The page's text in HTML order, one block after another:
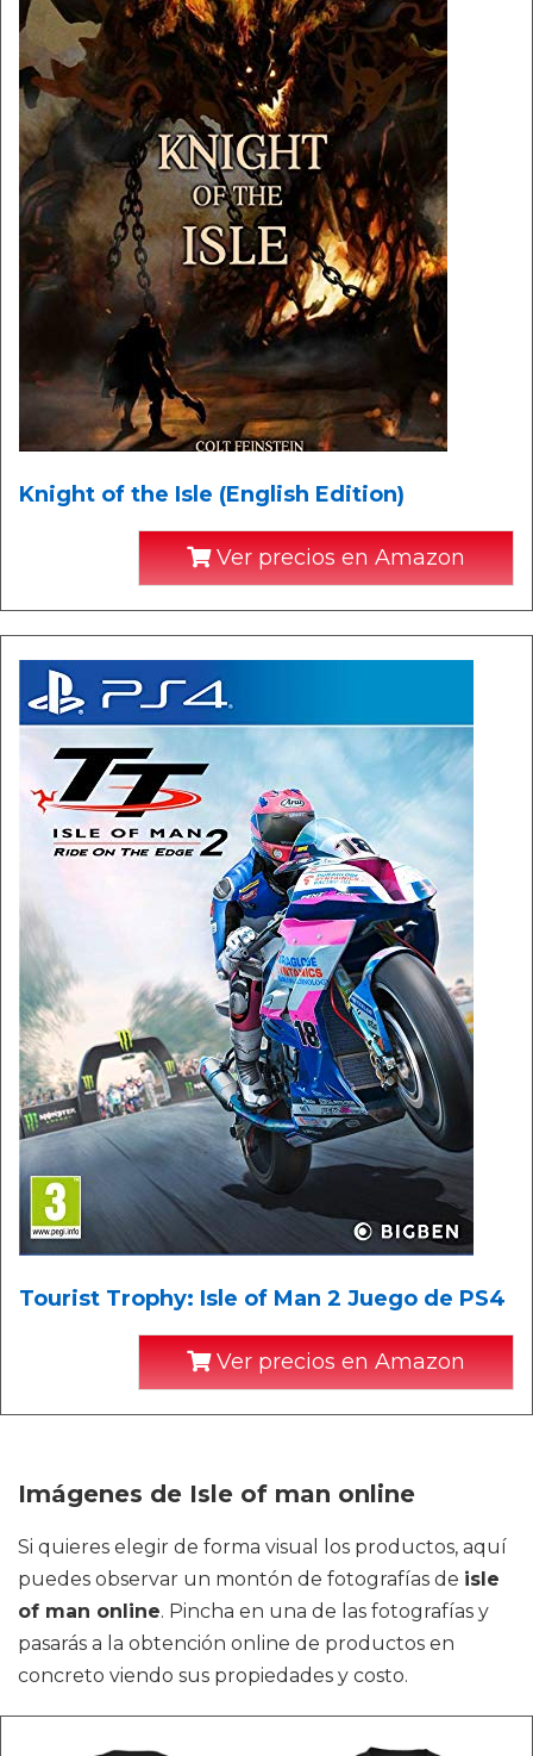
Knight of the Isle (English Edition)
Ver precios en Amazon
Tourist Trophy: Isle of Man 2 Juego de PS4
Ver precios en Amazon
Imágenes de Isle of man online
Si quieres elegir de forma visual los productos, aquí
puedes observar un montón de fotografías de isle
of man online. Pincha en una de las fotografías y
pasarás a la obtención online de productos en
concreto viendo sus propiedades y costo.